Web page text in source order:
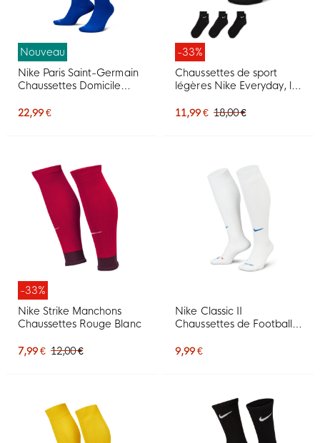
Nouveau
Nike Paris Saint-Germain
Chaussettes Domicile
22,99 €
-33%
Chaussettes de sport
légères Nike Everyday, lot
11,99 € 18,00 €
-33%
Nike Strike Manchons
Chaussettes Rouge Blanc
7,99 € 12,00 €
Nike Classic II
Chaussettes de Football
9,99 €